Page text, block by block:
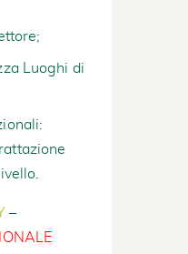
Luoghi di
–